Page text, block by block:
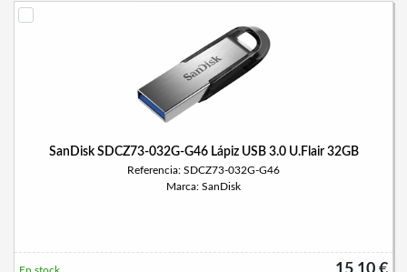
SanDisk SDCZ73-032G-G46 Lápiz USB 3.0 U.Flair 32GB
Referencia: SDCZ73-032G-G46
Marca: SanDisk